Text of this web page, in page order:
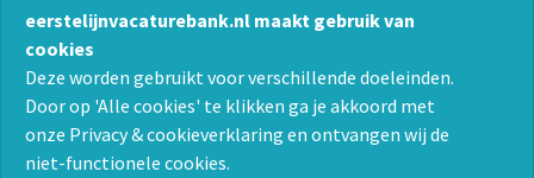
eerstelijnvacaturebank.nl maakt gebruik van
cookies
Deze worden gebruikt voor verschillende doeleinden.
Door op 'Alle cookies' te klikken ga je akkoord met
onze Privacy & cookieverklaring en ontvangen wij de
niet-functionele cookies.
Postbus 1199
3860 BD Nijkerk
KvK 32128460
Algemene voorwaarden
033 - 247 55 10
Werkzoekende Werkgevende